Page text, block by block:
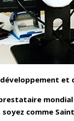
et
prestataire
comme